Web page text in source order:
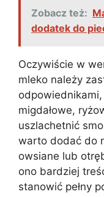
Zobacz też:
dodatek do
Oczywiście w
mleko należy
migdałowe,
uszlachetnić
warto dodać do
owsiane lub
ono bardziej
stanowić pełny